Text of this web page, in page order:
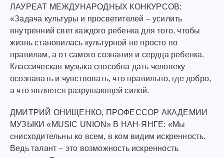
ЛАУРЕАТ МЕЖДУНАРОДНЫХ КОНКУРСОВ:
«Задача культуры и просветителей – усилить
внутренний свет каждого ребенка для того, чтобы
жизнь становилась культурной не просто по
правилам, а от самого сознания и сердца ребенка.
Классическая музыка способна дать человеку
осознавать и чувствовать, что правильно, где добро,
а что является разрушающей силой.
ДМИТРИЙ ОНИЩЕНКО, ПРОФЕССОР АКАДЕМИИ
МУЗЫКИ «MUSIC UNION» В НАН-ЯНГЕ: «Мы
снисходительны ко всем, в ком видим искренность.
Ведь талант – это возможность искренность